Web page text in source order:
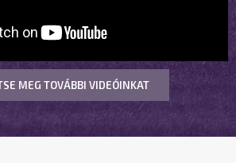
MEG TOVÁBBI VIDEÓINKAT